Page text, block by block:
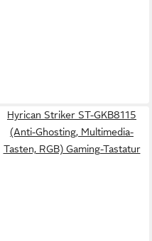
Hyrican Striker ST-GKB8115
(Anti-Ghosting, Multimedia-
Tasten, RGB) Gaming-Tastatur